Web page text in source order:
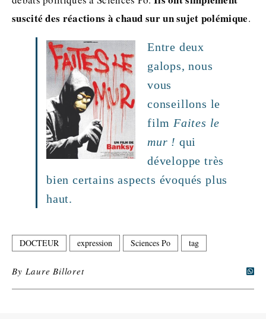
suscité des réactions à chaud sur un sujet polémique.
Entre deux
galops, nous
vous
conseillons le
film Faites le
mur ! qui
développe très
bien certains aspects évoqués plus
haut.
DOCTEUR expression Sciences Po tag
By Laure Billoret